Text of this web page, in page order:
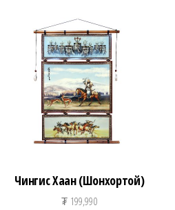
Чингис Хаан (Шонхортой)
₮ 199,990